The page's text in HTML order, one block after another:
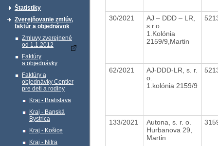
Štatistiky
Zverejňovanie zmlúv,
faktúr a objednávok
Zmluvy zverejnené
od 1.1.2012
Faktúry
a objednávky
Faktúry a
objednávky Centier
pre deti a rodiny
Kraj - Bratislava
Kraj - Banská
Bystrica
Kraj - Košice
Kraj - Nitra
30/2021
AJ – DDD – LR,
s.r.o.
1.Kolónia
2159/9,Martin
62/2021
AJ-DDD-LR, s. r.
o.
1.kolónia 2159/9
133/2021
Autona, s. r. o.
Hurbanova 29,
Martin